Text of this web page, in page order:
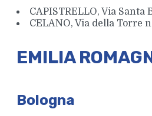
CAPISTRELLO, Via Santa
CELANO, Via della Torre
EMILIA
Bologna